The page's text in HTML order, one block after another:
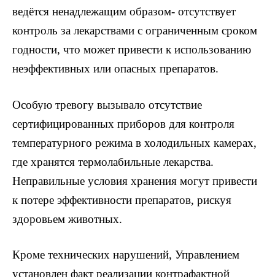
ведётся ненадлежащим образом- отсутствует
контроль за лекарствами с ограниченным сроком
годности, что может привести к использованию
неэффективных или опасных препаратов.
Особую тревогу вызывало отсутствие
сертифицированных приборов для контроля
температурного режима в холодильных камерах,
где хранятся термолабильные лекарства.
Неправильные условия хранения могут привести
к потере эффективности препаратов, рискуя
здоровьем животных.
Кроме технических нарушений, Управлением
установлен факт реализации контрафактной